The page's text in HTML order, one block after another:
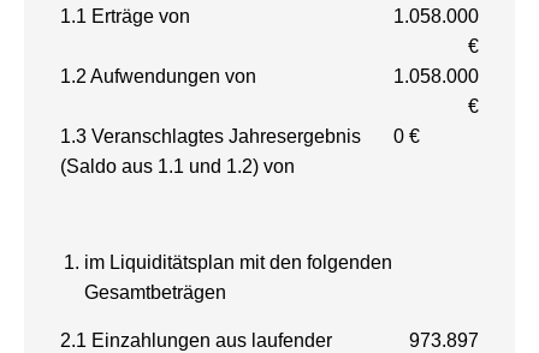
1.1 Erträge von
1.058.000
€
1.2 Aufwendungen von
1.058.000
€
1.3 Veranschlagtes Jahresergebnis
(Saldo aus 1.1 und 1.2) von
0 €
im Liquiditätsplan mit den folgenden
Gesamtbeträgen
2.1 Einzahlungen aus laufender
973.897